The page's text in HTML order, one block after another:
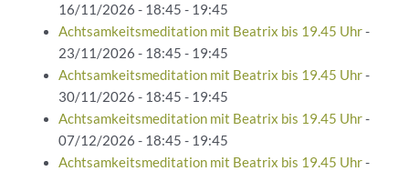
16/11/2026 - 18:45 - 19:45
Achtsamkeitsmeditation mit Beatrix bis 19.45 Uhr-
23/11/2026 - 18:45 - 19:45
Achtsamkeitsmeditation mit Beatrix bis 19.45 Uhr-
30/11/2026 - 18:45 - 19:45
Achtsamkeitsmeditation mit Beatrix bis 19.45 Uhr-
07/12/2026 - 18:45 - 19:45
Achtsamkeitsmeditation mit Beatrix bis 19.45 Uhr-